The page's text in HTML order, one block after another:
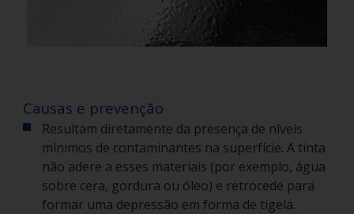
Causas e prevenção
Resultam diretamente da presença de níveis
mínimos de contaminantes na superfície. A tinta
não adere a esses materiais (por exemplo, água
sobre cera, gordura ou óleo) e retrocede para
formar uma depressão em forma de tigela.